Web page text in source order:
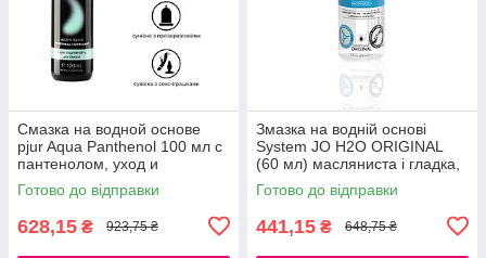
Смазка на водной основе
pjur Aqua Panthenol 100 мл с
пантенолом, уход и
увлажнение 777Store.com.ua
Готово до відправки
628,15 ₴ 923,75 ₴
Змазка на водній основі
System JO H2O ORIGINAL
(60 мл) масляниста і гладка,
рослинний гліцерин
777Store.com.ua
Готово до відправки
441,15 ₴ 648,75 ₴